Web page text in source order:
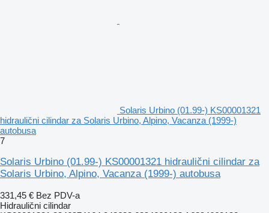
Solaris Urbino (01.99-) KS00001321
hidraulični cilindar za Solaris Urbino, Alpino, Vacanza (1999-)
autobusa
7
Solaris Urbino (01.99-) KS00001321 hidraulični cilindar za
Solaris Urbino, Alpino, Vacanza (1999-) autobusa
331,45 € Bez PDV-a
Hidraulični cilindar